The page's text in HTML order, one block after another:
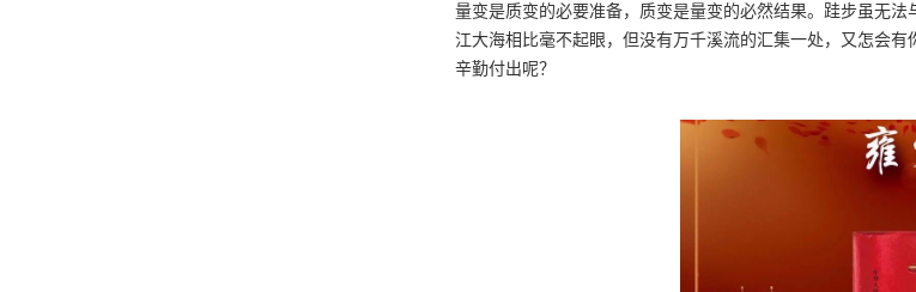
量变是质变的必要准备，质变是量变的必然结果。跬步虽无
江大海相比毫不起眼，但没有万千溪流的汇集一处，又怎会
辛勤付出呢？